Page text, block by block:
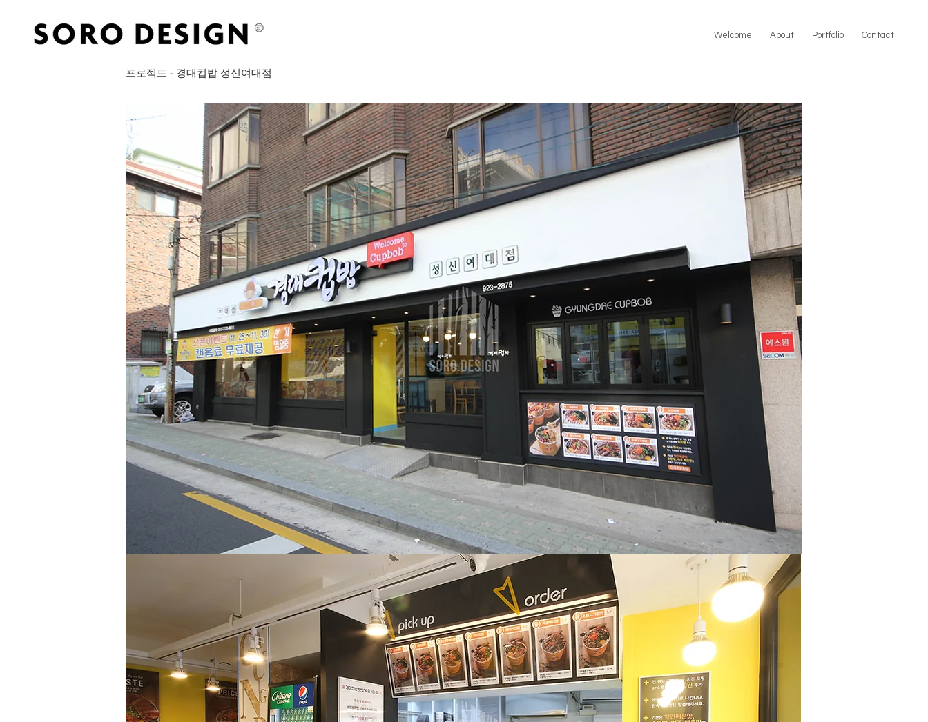
Welcome About Portfolio Contact
프로젝트 - 경대컵밥 성신여대점